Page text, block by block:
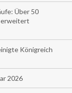
Über 50
erweitert
Königreich
2026